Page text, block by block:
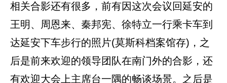
相关合影还有很多，前有因这次会议回延安的
王明、周恩来、秦邦宪、徐特立一行乘卡车到
达延安下车步行的照片(莫斯科档案馆存)，之
后是前来欢迎的领导团队在南门外的合影，还
有欢迎大会上主席台一隅的畅谈场景。之后是